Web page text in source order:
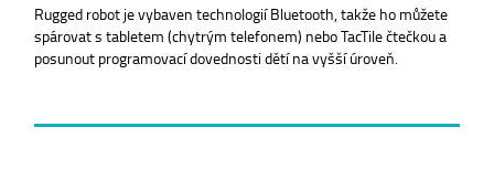
Rugged robot je vybaven technologií Bluetooth, takže ho můžete
spárovat s tabletem (chytrým telefonem) nebo TacTile čtečkou a
posunout programovací dovednosti dětí na vyšší úroveň.